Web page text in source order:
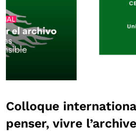
Colloque
penser, vivre